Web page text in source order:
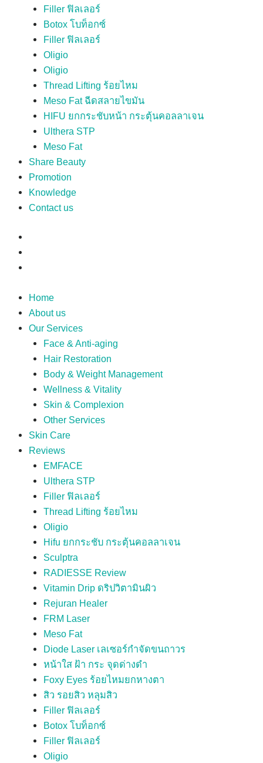
Filler ฟิลเลอร์
Botox โบท็อกซ์
Filler ฟิลเลอร์
Oligio
Oligio
Thread Lifting ร้อยไหม
Meso Fat ฉีดสลายไขมัน
HIFU ยกกระชับหน้า กระตุ้นคอลลาเจน
Ulthera STP
Meso Fat
Share Beauty
Promotion
Knowledge
Contact us
Home
About us
Our Services
Face & Anti-aging
Hair Restoration
Body & Weight Management
Wellness & Vitality
Skin & Complexion
Other Services
Skin Care
Reviews
EMFACE
Ulthera STP
Filler ฟิลเลอร์
Thread Lifting ร้อยไหม
Oligio
Hifu ยกกระชับ กระตุ้นคอลลาเจน
Sculptra
RADIESSE Review
Vitamin Drip ดริปวิตามินผิว
Rejuran Healer
FRM Laser
Meso Fat
Diode Laser เลเซอร์กำจัดขนถาวร
หน้าใส ฝ้า กระ จุดด่างดำ
Foxy Eyes ร้อยไหมยกหางตา
สิว รอยสิว หลุมสิว
Filler ฟิลเลอร์
Botox โบท็อกซ์
Filler ฟิลเลอร์
Oligio